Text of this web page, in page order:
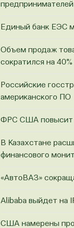
Единый банк ЕЭС
Объем продаж
сократился на 40%
Российские
американского ПО
ФРС США повысит
В Казахстане
финансового
«АвтоВАЗ»
Аlibaba выйдет на
США намерены